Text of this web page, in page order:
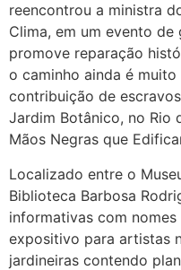
reencontrou a ministra
Clima, em um evento de
promove reparação
o caminho ainda é
contribuição de
Jardim Botânico, no Rio
Mãos Negras que
Localizado entre o
Biblioteca Barbosa
informativas com
expositivo para artistas
jardineiras contendo